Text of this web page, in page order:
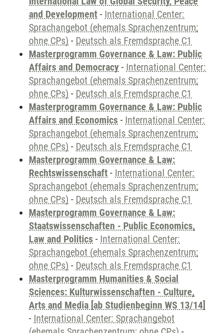
and Development - International Center:
Sprachangebot (ehemals Sprachenzentrum;
ohne CPs) - Deutsch als Fremdsprache C1
Masterprogramm Governance & Law: Public
Affairs and Democracy - International Center:
Sprachangebot (ehemals Sprachenzentrum;
ohne CPs) - Deutsch als Fremdsprache C1
Masterprogramm Governance & Law: Public
Affairs and Economics - International Center:
Sprachangebot (ehemals Sprachenzentrum;
ohne CPs) - Deutsch als Fremdsprache C1
Masterprogramm Governance & Law:
Rechtswissenschaft - International Center:
Sprachangebot (ehemals Sprachenzentrum;
ohne CPs) - Deutsch als Fremdsprache C1
Masterprogramm Governance & Law:
Staatswissenschaften - Public Economics,
Law and Politics - International Center:
Sprachangebot (ehemals Sprachenzentrum;
ohne CPs) - Deutsch als Fremdsprache C1
Masterprogramm Humanities & Social
Sciences: Kulturwissenschaften - Culture,
Arts and Media [ab Studienbeginn WS 13/14]
- International Center: Sprachangebot